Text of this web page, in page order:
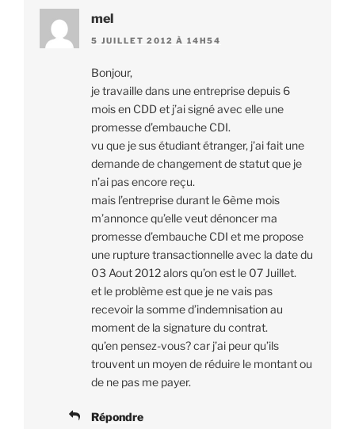
mel
5 JUILLET 2012 À 14H54
Bonjour,
je travaille dans une entreprise depuis 6
mois en CDD et j’ai signé avec elle une
promesse d’embauche CDI.
vu que je sus étudiant étranger, j’ai fait une
demande de changement de statut que je
n’ai pas encore reçu.
mais l’entreprise durant le 6ème mois
m’annonce qu’elle veut dénoncer ma
promesse d’embauche CDI et me propose
une rupture transactionnelle avec la date du
03 Aout 2012 alors qu’on est le 07 Juillet.
et le problème est que je ne vais pas
recevoir la somme d’indemnisation au
moment de la signature du contrat.
qu’en pensez-vous? car j’ai peur qu’ils
trouvent un moyen de réduire le montant ou
de ne pas me payer.
Répondre